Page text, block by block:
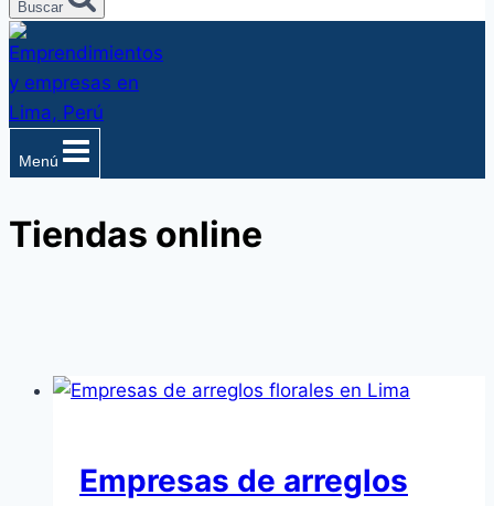
Buscar
Menú
Tiendas online
Empresas de arreglos